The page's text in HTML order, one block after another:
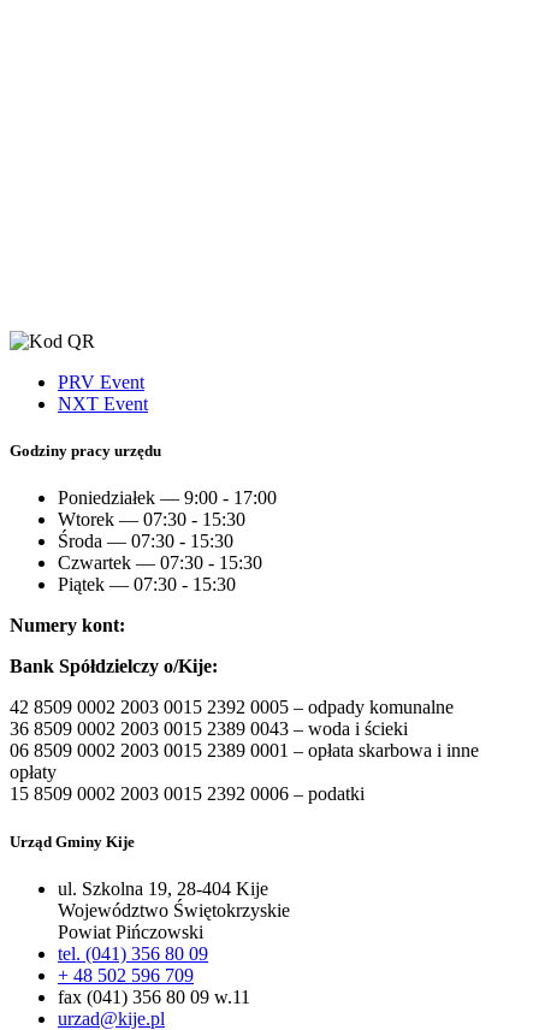
PRV Event
NXT Event
Godziny pracy urzędu
Poniedziałek — 9:00 - 17:00
Wtorek — 07:30 - 15:30
Środa — 07:30 - 15:30
Czwartek — 07:30 - 15:30
Piątek — 07:30 - 15:30
Numery kont:
Bank Spółdzielczy o/Kije:
42 8509 0002 2003 0015 2392 0005 – odpady komunalne
36 8509 0002 2003 0015 2389 0043 – woda i ścieki
06 8509 0002 2003 0015 2389 0001 – opłata skarbowa i inne
opłaty
15 8509 0002 2003 0015 2392 0006 – podatki
Urząd Gminy Kije
ul. Szkolna 19, 28-404 Kije
Województwo Świętokrzyskie
Powiat Pińczowski
tel. (041) 356 80 09
+ 48 502 596 709
fax (041) 356 80 09 w.11
urzad@kije.pl